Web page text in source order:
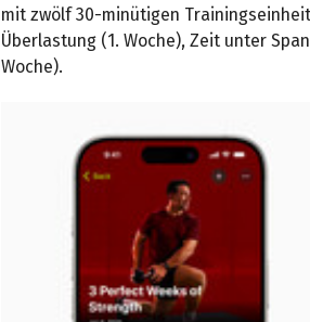
mit zwölf 30-minütigen
Überlastung (1. Woche), Zeit unter
Woche).